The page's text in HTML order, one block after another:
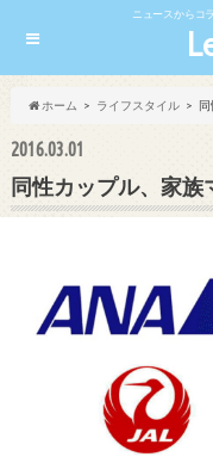
ニュースからコ
ホーム ライフスタイル
2016.03.01
同性カップル、家族